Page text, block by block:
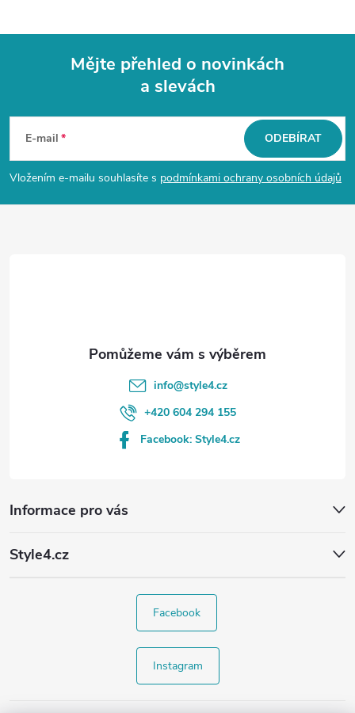
p
a
Mějte přehled o novinkách
a slevách
E-mail
Vložením e-mailu souhlasíte s podmínkami ochrany osobních údajů
ODEBÍRAT
Informace pro vás
Style4.cz
info@style4.cz
+420 604 294 155
Facebook: Style4.cz
Facebook
Instagram